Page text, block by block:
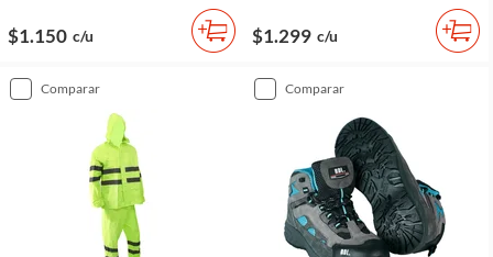
$1.150 c/u $1.299 c/u
comparar comparar